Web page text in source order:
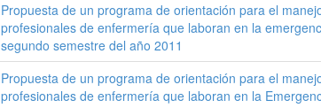
Propuesta de un programa de orientación para el
profesionales de enfermería que laboran en la
segundo semestre del año 2011
Propuesta de un programa de orientación para el
profesionales de enfermería que laboran en la